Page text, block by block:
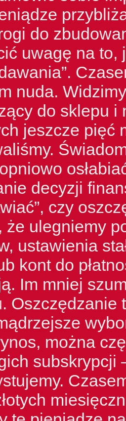
do
uwagę na to,
nuda.
do sklepu i
jeszcze pięć
decyzji
czy
że ulegniemy
ustawienia
kont do
Im mniej
Oszczędzanie
można
subskrypcji